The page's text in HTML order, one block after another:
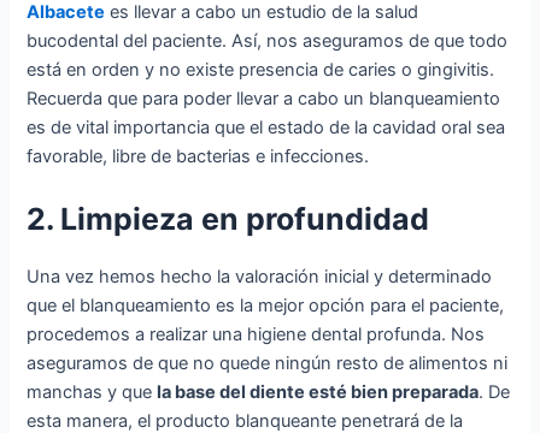
Albacete es llevar a cabo un estudio de la salud
bucodental del paciente. Así, nos aseguramos de que todo
está en orden y no existe presencia de caries o gingivitis.
Recuerda que para poder llevar a cabo un blanqueamiento
es de vital importancia que el estado de la cavidad oral sea
favorable, libre de bacterias e infecciones.
2. Limpieza en profundidad
Una vez hemos hecho la valoración inicial y determinado
que el blanqueamiento es la mejor opción para el paciente,
procedemos a realizar una higiene dental profunda. Nos
aseguramos de que no quede ningún resto de alimentos ni
manchas y quela base del diente esté bien preparada. De
esta manera, el producto blanqueante penetrará de la